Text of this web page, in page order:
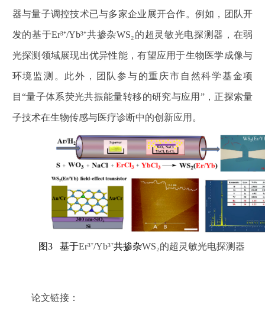
器与量子调控技术已与多家企业展开合作。例如，团队开
发的基于Er³⁺/Yb³⁺共掺杂WS₂的超灵敏光电探测器，在弱
光探测领域展现出优异性能，有望应用于生物医学成像与
环境监测。此外，团队参与的重庆市自然科学基金项
目“量子体系荧光共振能量转移的研究与应用 ”，正探索量
子技术在生物传感与医疗诊断中的创新应用。
图3基于Er³⁺/Yb³⁺共掺杂WS₂的超灵敏光电探测器
论文链接：